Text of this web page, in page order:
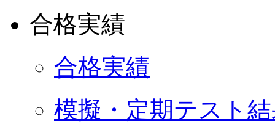
合格実績
合格実績
模擬・定期テスト